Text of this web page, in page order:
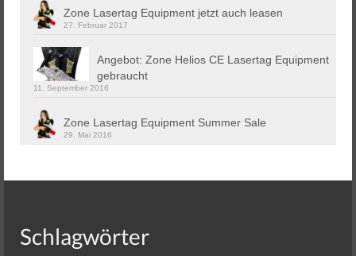
Zone Lasertag Equipment jetzt auch leasen
27. Februar 2017
Angebot: Zone Helios CE Lasertag Equipment
gebraucht
11. September 2016
Zone Lasertag Equipment Summer Sale
29. Mai 2016
Schlagwörter